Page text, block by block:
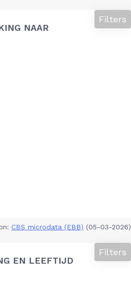
NAAR
Filters
CBS microdata (EBB) (05-03-2026)
EN LEEFTIJD
Filters